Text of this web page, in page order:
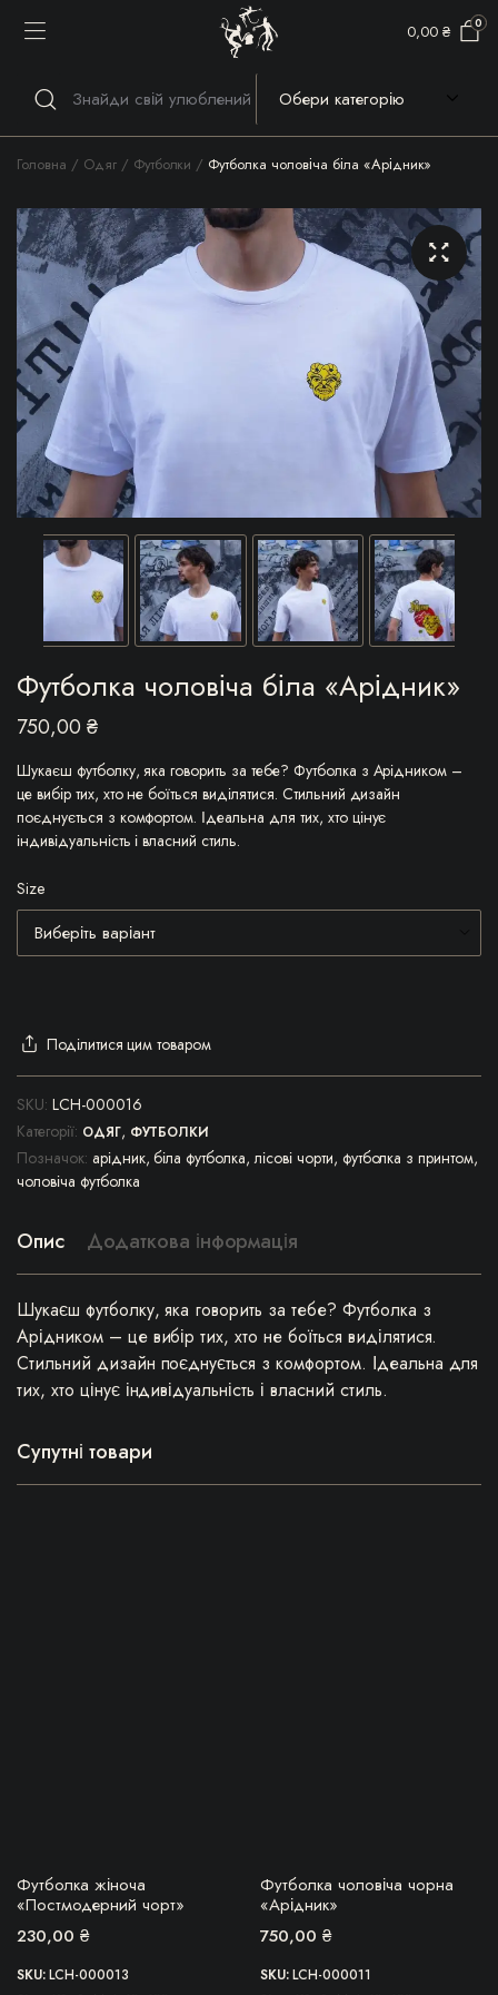
0,00 ₴ 0
Головна Одяг Футболки Футболка чоловіча біла «Арідник»
Футболка чоловіча біла «Арідник»
750,00 ₴
Шукаєш футболку, яка говорить за тебе? Футболка з Арідником –
це вибір тих, хто не боїться виділятися. Стильний дизайн
поєднується з комфортом. Ідеальна для тих, хто цінує
індивідуальність і власний стиль.
Size
Поділитися цим товаром
SKU: LCH-000016
Категорії: ОДЯГ, ФУТБОЛКИ
Позначок: арідник,біла футболка,лісові чорти, футболка з принтом,
чоловіча футболка
Опис Додаткова інформація
Шукаєш футболку, яка говорить за тебе? Футболка з
Арідником – це вибір тих, хто не боїться виділятися.
Стильний дизайн поєднується з комфортом. Ідеальна для
тих, хто цінує індивідуальність і власний стиль.
Супутні товари
БЕРУ!
Футболка жіноча
«Постмодерний чорт»
230,00 ₴
SKU:LCH-000013
БЕРУ!
Футболка чоловіча чорна
«Арідник»
750,00 ₴
SKU:LCH-000011